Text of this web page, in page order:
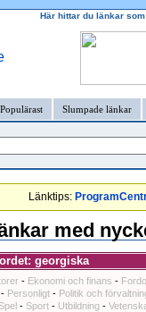
Här hittar du länkar
Populärast Slumpade länkar
Länktips:
med
georgiska
- Ekonomi och finans -
- Personligt - Politik och
Spel - Sport - Utbildning -